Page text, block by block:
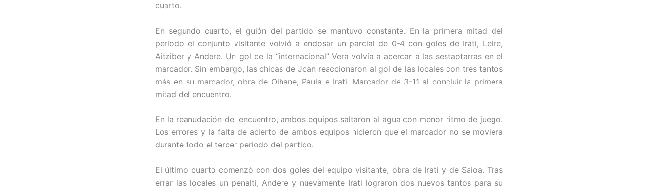
cuarto.
En segundo cuarto, el guión del partido se mantuvo constante. En la primera mitad del
periodo el conjunto visitante volvió a endosar un parcial de 0-4 con goles de Irati, Leire,
Aitziber y Andere. Un gol de la “internacional” Vera volvía a acercar a las sestaotarras en el
marcador. Sin embargo, las chicas de Joan reaccionaron al gol de las locales con tres tantos
más en su marcador, obra de Oihane, Paula e Irati. Marcador de 3-11 al concluir la primera
mitad del encuentro.
En la reanudación del encuentro, ambos equipos saltaron al agua con menor ritmo de juego.
Los errores y la falta de acierto de ambos equipos hicieron que el marcador no se moviera
durante todo el tercer periodo del partido.
El último cuarto comenzó con dos goles del equipo visitante, obra de Irati y de Saioa. Tras
errar las locales un penalti, Andere y nuevamente Irati lograron dos nuevos tantos para su